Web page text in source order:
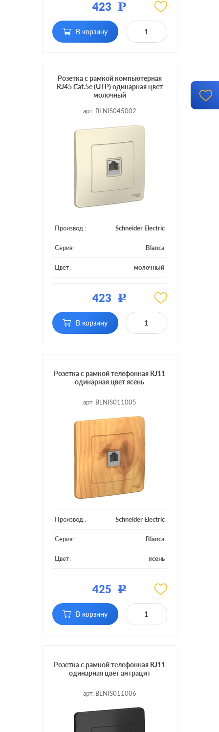
423 Р
В корзину
Розетка с рамкой компьютерная
RJ45 Cat.5e (UTP) одинарная цвет
молочный
арт. BLNIS045002
Производ.: Schneider Electric
Серия: Blanca
Цвет: молочный
423 Р
В корзину
Розетка с рамкой телефонная RJ11
одинарная цвет ясень
арт. BLNIS011005
Производ.: Schneider Electric
Серия: Blanca
Цвет: ясень
425 Р
В корзину
Розетка с рамкой телефонная RJ11
одинарная цвет антрацит
арт. BLNIS011006